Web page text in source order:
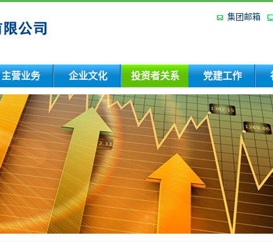
集团邮箱
主营业务 企业文化 投资者关系 党建工作